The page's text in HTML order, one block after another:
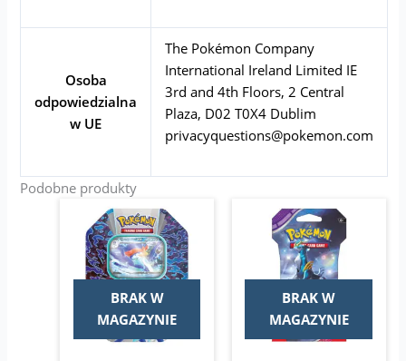
Osoba
odpowiedzialna
w UE
The Pokémon Company
International Ireland Limited IE
3rd and 4th Floors, 2 Central
Plaza, D02 T0X4 Dublim
privacyquestions@pokemon.com
Podobne produkty
BRAK W
MAGAZYNIE
BRAK W
MAGAZYNIE